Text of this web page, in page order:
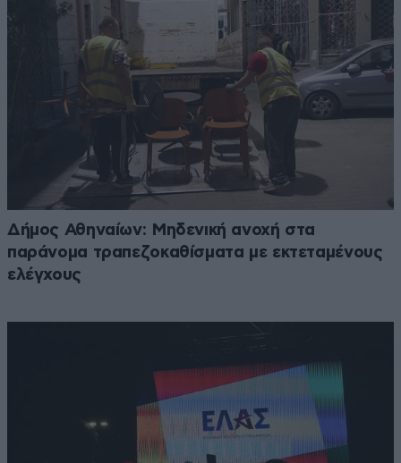
Δήμος Αθηναίων: Μηδενική ανοχή στα
παράνομα τραπεζοκαθίσματα με εκτεταμένους
ελέγχους